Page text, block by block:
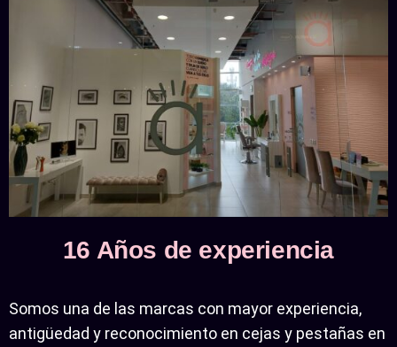
16 Años de experiencia
Somos una de las marcas con mayor experiencia,
antigüedad y reconocimiento en cejas y pestañas en